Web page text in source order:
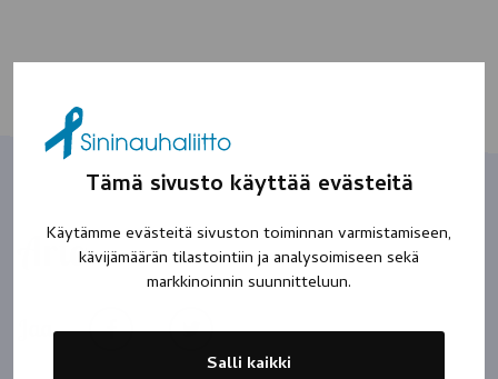
Tämä sivusto käyttää evästeitä
Käytämme evästeitä sivuston toiminnan varmistamiseen,
kävijämäärän tilastointiin ja analysoimiseen sekä
markkinoinnin suunnitteluun.
Salli kaikki
Arto